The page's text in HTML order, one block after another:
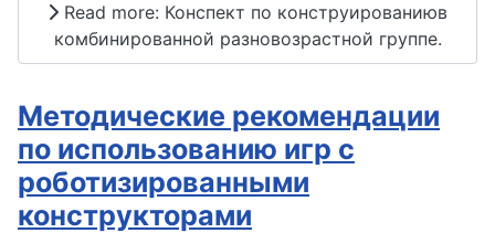
Read more: Конспект по конструированиюв
комбинированной разновозрастной группе.
Методические рекомендации
по использованию игр с
роботизированными
конструкторами